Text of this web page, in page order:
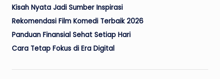
Kisah Nyata Jadi Sumber Inspirasi
Rekomendasi Film Komedi Terbaik 2026
Panduan Finansial Sehat Setiap Hari
Cara Tetap Fokus di Era Digital